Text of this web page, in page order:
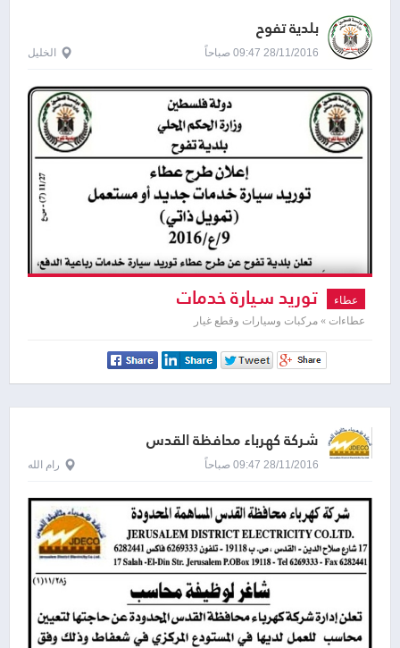
بلدية تفوح
28/11/2016 09:47 صباحاً الخليل
عطاء توريد سيارة خدمات
عطاءات » مركبات وسيارات وقطع غيار
شركة كهرباء محافظة القدس
28/11/2016 09:47 صباحاً رام الله